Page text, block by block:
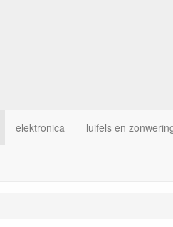
elektronica luifels en